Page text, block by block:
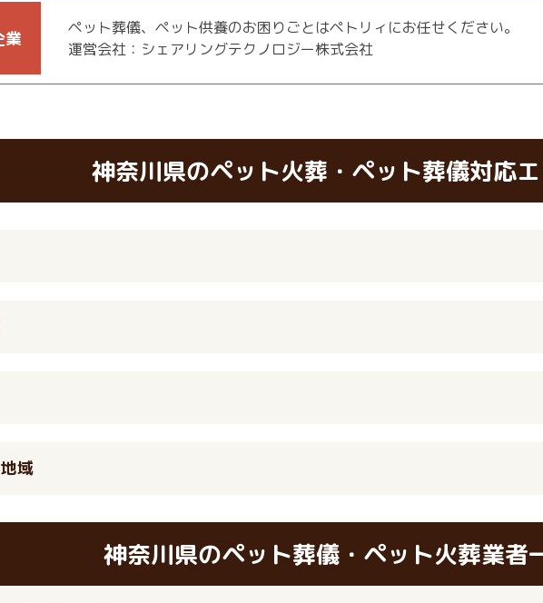
業
ペット葬儀、ペット供養のお困りごとはペトリィにお任せください。
運営会社：シェアリングテクノロジー株式会社
神奈川県のペット火葬・ペット葬儀対応
域
神奈川県のペット葬儀・ペット火葬業者